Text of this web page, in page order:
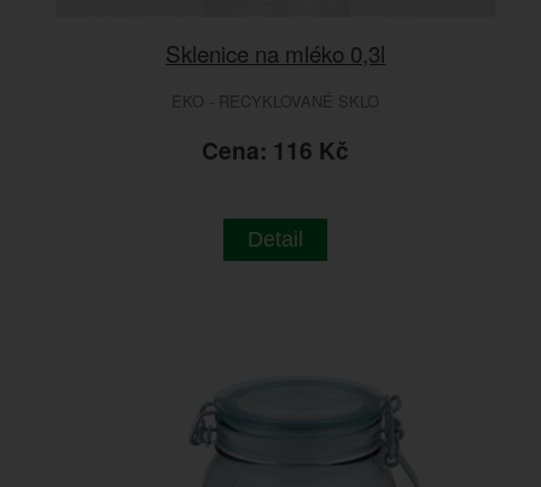
Sklenice na mléko 0,3l
EKO - RECYKLOVANÉ SKLO
Cena: 116 Kč
Detail